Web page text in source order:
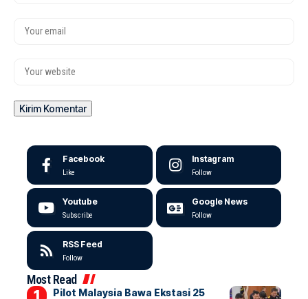
Facebook
Like
Instagram
Follow
Youtube
Subscribe
Google News
Follow
RSS Feed
Follow
Most Read
Pilot Malaysia Bawa Ekstasi 25